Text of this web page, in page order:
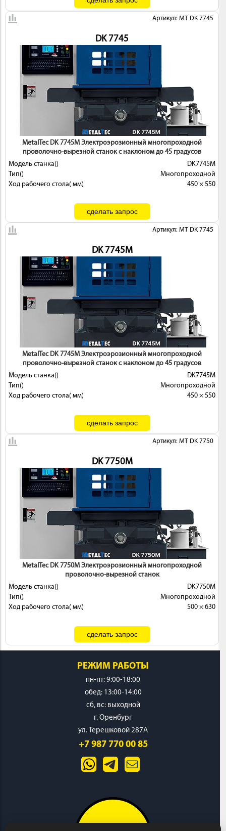
Артикул: MT DK 7745
DK 7745
MetalTec DK 7745M Электроэрозионный многопроходной
проволочно-вырезной станок с наклоном до 45 градусов
Модель станка()
DK7745M
Тип()
Многопроходной
Ход рабочего стола( мм)
450 × 550
Артикул: MT DK 7745
DK 7745M
MetalTec DK 7745M Электроэрозионный многопроходной
проволочно-вырезной станок с наклоном до 45 градусов
Модель станка()
DK7745M
Тип()
Многопроходной
Ход рабочего стола( мм)
450 × 550
Артикул: MT DK 7750
DK 7750M
MetalTec DK 7750M Электроэрозионный многопроходной
проволочно-вырезной станок
Модель станка()
DK7750M
Тип()
Многопроходной
Ход рабочего стола( мм)
500 × 630
РЕЖИМ РАБОТЫ
пн-пт: 9:00-18:00
обед: 13:00-14:00
cб, вс: выходной
г. Оренбург
ул. Терешковой 287А
+7 987 770 00 85